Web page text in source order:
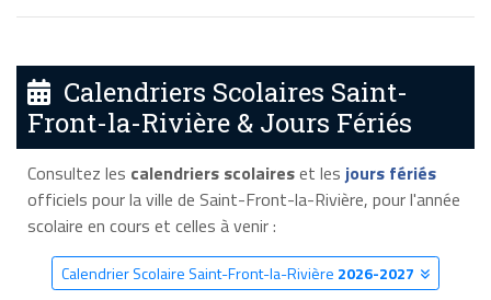
Calendriers Scolaires Saint-
Front-la-Rivière & Jours Fériés
Consultez les calendriers scolaireset les jours fériés
officiels pour la ville de Saint-Front-la-Rivière, pour l'année
scolaire en cours et celles à venir :
Calendrier Scolaire Saint-Front-la-Rivière 2026-2027